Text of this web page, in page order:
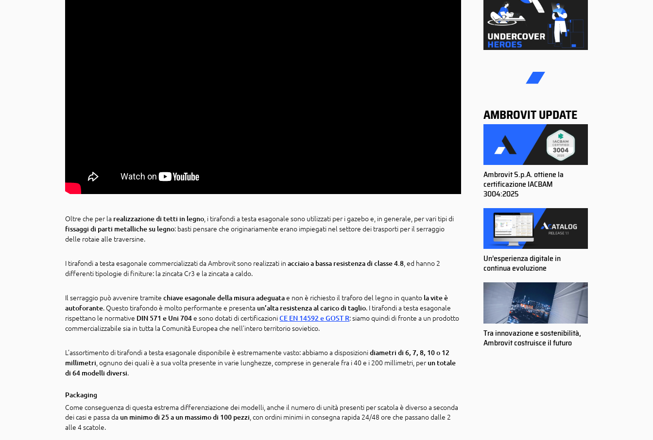
Oltre che per la realizzazione di tetti in legno, i tirafondi a testa esagonale sono utilizzati per i gazebo e, in generale, per vari tipi di
fissaggi di parti metalliche su legno: basti pensare che originariamente erano impiegati nel settore dei trasporti per il serraggio
delle rotaie alle traversine.
I tirafondi a testa esagonale commercializzati da Ambrovit sono realizzati inacciaio a bassa resistenza di classe 4.8, ed hanno 2
differenti tipologie di finiture: la zincata Cr3 e la zincata a caldo.
Il serraggio può avvenire tramitechiave esagonale della misura adeguatae non è richiesto il traforo del legno in quanto la vite è
autoforante. Questo tirafondo è molto performante e presenta un’alta resistenza al carico di taglio. I tirafondi a testa esagonale
rispettano le normative DIN 571 e Uni 704e sono dotati di certificazioniCE EN 14592 e GOST R: siamo quindi di fronte a un prodotto
commercializzabile sia in tutta la Comunità Europea che nell’intero territorio sovietico.
L’assortimento di tirafondi a testa esagonale disponibile è estremamente vasto: abbiamo a disposizionidiametri di 6, 7, 8, 10 o 12
millimetri, ognuno dei quali è a sua volta presente in varie lunghezze, comprese in generale fra i 40 e i 200 millimetri, per un totale
di 64 modelli diversi.
Packaging
Come conseguenza di questa estrema differenziazione dei modelli, anche il numero di unità presenti per scatola è diverso a seconda
dei casi e passa da un minimo di 25 a un massimo di 100 pezzi, con ordini minimi in consegna rapida 24/48 ore che passano dalle 2
alle 4 scatole.
AMBROVIT UPDATE
Ambrovit S.p.A. ottiene la
certificazione IACBAM
3004:2025
Un’esperienza digitale in
continua evoluzione
Tra innovazione e sostenibilità,
Ambrovit costruisce il futuro